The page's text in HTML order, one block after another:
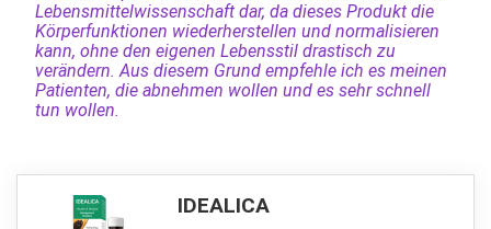
Lebensmittelwissenschaft dar, da dieses Produkt die
Körperfunktionen wiederherstellen und normalisieren
kann, ohne den eigenen Lebensstil drastisch zu
verändern. Aus diesem Grund empfehle ich es meinen
Patienten, die abnehmen wollen und es sehr schnell
tun wollen.
IDEALICA